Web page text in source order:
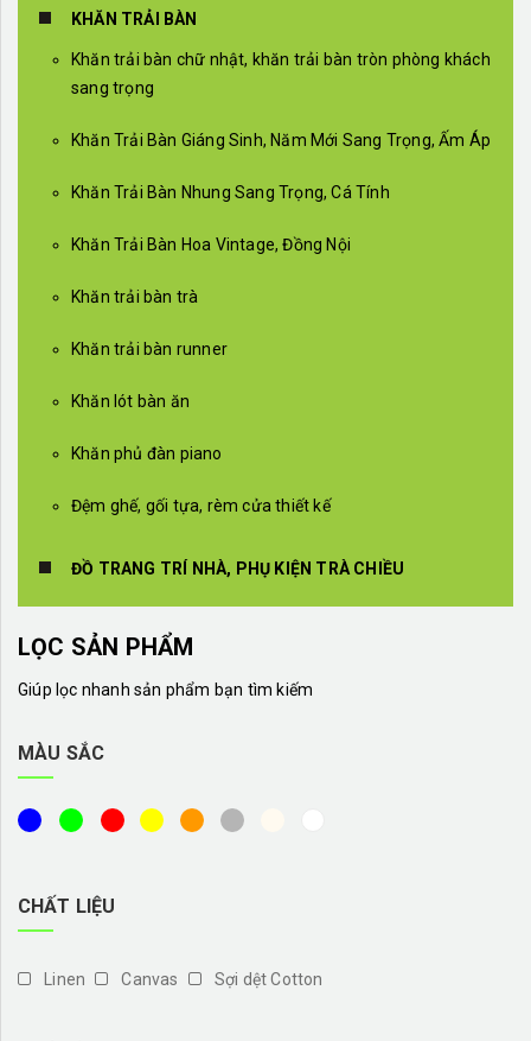
KHĂN TRẢI BÀN
Khăn trải bàn chữ nhật, khăn trải bàn tròn phòng khách
sang trọng
Khăn Trải Bàn Giáng Sinh, Năm Mới Sang Trọng, Ấm Áp
Khăn Trải Bàn Nhung Sang Trọng, Cá Tính
Khăn Trải Bàn Hoa Vintage, Đồng Nội
Khăn trải bàn trà
Khăn trải bàn runner
Khăn lót bàn ăn
Khăn phủ đàn piano
Đệm ghế, gối tựa, rèm cửa thiết kế
ĐỒ TRANG TRÍ NHÀ, PHỤ KIỆN TRÀ CHIỀU
LỌC SẢN PHẨM
Giúp lọc nhanh sản phẩm bạn tìm kiếm
MÀU SẮC
CHẤT LIỆU
Linen Canvas Sợi dệt Cotton